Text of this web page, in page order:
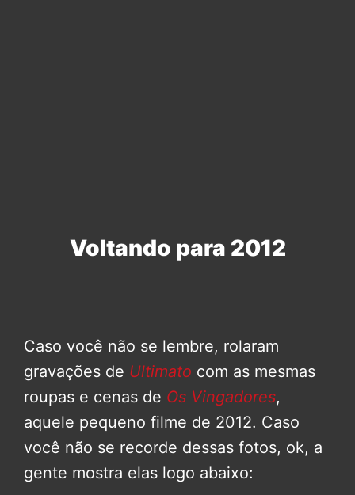
Voltando para 2012
Caso você não se lembre, rolaram
gravações de Ultimato com as mesmas
roupas e cenas de Os Vingadores,
aquele pequeno filme de 2012. Caso
você não se recorde dessas fotos, ok, a
gente mostra elas logo abaixo: